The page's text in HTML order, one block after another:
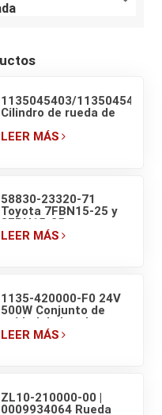
1135045403/1135045405
Cilindro de rueda de
carretilla retráctil
LEER MÁS
58830-23320-71
Toyota 7FBN15-25 y
8FBN15-25
Microinterruptor de
LEER MÁS
1135-420000-F0 24V
500W Conjunto de
unidad de bomba
hidráulica EP F4 para
LEER MÁS
ZL10-210000-00 |
0009934064 Rueda